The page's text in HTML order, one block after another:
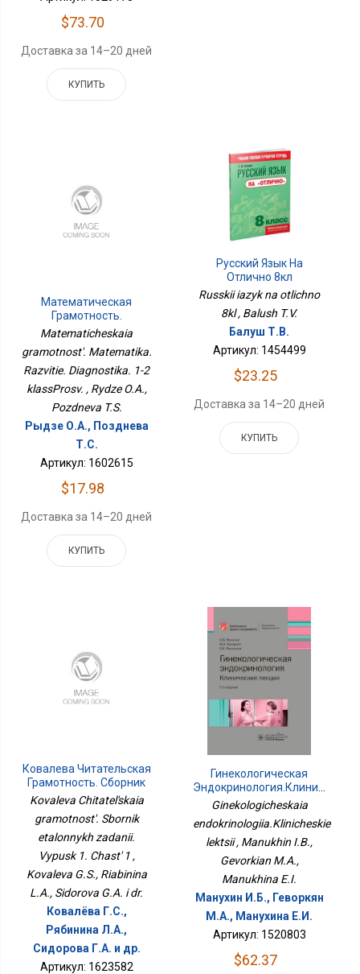
$73.70
Доставка за 14–20 дней
КУПИТЬ
Математическая
Грамотность.
Математика. Развитие.
КлассПросв.
Matematicheskaia
gramotnost'. Matematika.
Razvitie. Diagnostika. 1-2
klassProsv. , Rydze O.A.,
Pozdneva T.S.
Рыдзе О.А., Позднева
Т.С.
Артикул: 1602615
$17.98
Доставка за 14–20 дней
КУПИТЬ
Русский Язык На
Отлично 8кл
Russkii iazyk na otlichno
8kl , Balush T.V.
Балуш Т.В.
Артикул: 1454499
$23.25
Доставка за 14–20 дней
КУПИТЬ
Ковалева Читательская
Грамотность. Сборник
Эталонных Заданий.
Kovaleva Chitatel'skaia
gramotnost'. Sbornik
etalonnykh zadanii.
Vypusk 1. Chast' 1 ,
Kovaleva G.S., Riabinina
L.A., Sidorova G.A. i dr.
Ковалёва Г.С.,
Рябинина Л.А.,
Сидорова Г.А. и др.
Артикул: 1623582
Гинекологическая
Эндокринология.Клинические
Лекции
Ginekologicheskaia
endokrinologiia.Klinicheskie
lektsii , Manukhin I.B.,
Gevorkian M.A.,
Manukhina E.I.
Манухин И.Б., Геворкян
М.А., Манухина Е.И.
Артикул: 1520803
$62.37